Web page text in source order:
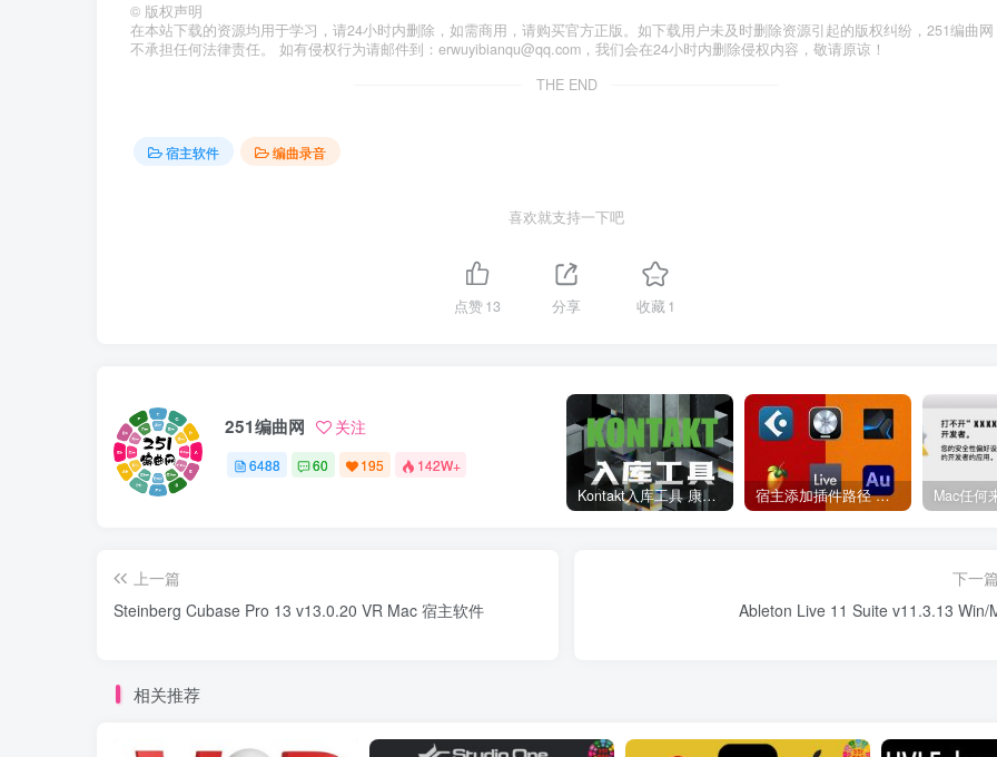
© 版权声明
在本站下载的资源均用于学习，请24小时内删除，如需商用，请购买官方正版。如下载用户未及时删除资源引起的版权纠纷，251编曲网
不承担任何法律责任。 如有侵权行为请邮件到：erwuyibianqu@qq.com，我们会在24小时内删除侵权内容，敬请原谅！
THE END
宿主软件 编曲录音
喜欢就支持一下吧
点赞13 分享 收藏1
251编曲网 关注
6488 60 195 142W+
Kontakt入库工具 康泰克入库教程 宿主添加插件路径 插件路径设置 VSTPlugins路径
上一篇
Steinberg Cubase Pro 13 v13.0.20 VR Mac 宿主软件
下一
Ableton Live 11 Suite v11.3.13 Win/
相关推荐